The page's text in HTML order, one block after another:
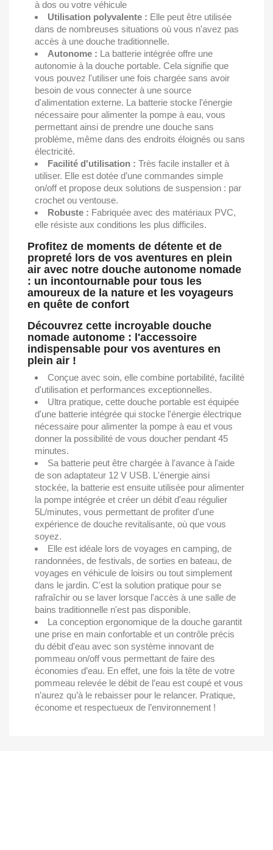
à dos ou votre véhicule
Utilisation polyvalente : Elle peut être utilisée
dans de nombreuses situations où vous n'avez pas
accès à une douche traditionnelle.
Autonome : La batterie intégrée offre une
autonomie à la douche portable. Cela signifie que
vous pouvez l'utiliser une fois chargée sans avoir
besoin de vous connecter à une source
d'alimentation externe. La batterie stocke l'énergie
nécessaire pour alimenter la pompe à eau, vous
permettant ainsi de prendre une douche sans
problème, même dans des endroits éloignés ou sans
électricité.
Facilité d'utilisation : Très facile installer et à
utiliser. Elle est dotée d’une commandes simple
on/off et propose deux solutions de suspension : par
crochet ou ventouse.
Robuste : Fabriquée avec des matériaux PVC,
elle résiste aux conditions les plus difficiles.
Profitez de moments de détente et de
propreté lors de vos aventures en plein
air avec notre douche autonome nomade
: un incontournable pour tous les
amoureux de la nature et les voyageurs
en quête de confort
Découvrez cette incroyable douche
nomade autonome : l'accessoire
indispensable pour vos aventures en
plein air !
Conçue avec soin, elle combine portabilité, facilité
d'utilisation et performances exceptionnelles.
Ultra pratique, cette douche portable est équipée
d'une batterie intégrée qui stocke l'énergie électrique
nécessaire pour alimenter la pompe à eau et vous
donner la possibilité de vous doucher pendant 45
minutes.
Sa batterie peut être chargée à l'avance à l'aide
de son adaptateur 12 V USB. L'énergie ainsi
stockée, la batterie est ensuite utilisée pour alimenter
la pompe intégrée et créer un débit d'eau régulier
5L/minutes, vous permettant de profiter d'une
expérience de douche revitalisante, où que vous
soyez.
Elle est idéale lors de voyages en camping, de
randonnées, de festivals, de sorties en bateau, de
voyages en véhicule de loisirs ou tout simplement
dans le jardin. C'est la solution pratique pour se
rafraîchir ou se laver lorsque l'accès à une salle de
bains traditionnelle n'est pas disponible.
La conception ergonomique de la douche garantit
une prise en main confortable et un contrôle précis
du débit d'eau avec son système innovant de
pommeau on/off vous permettant de faire des
économies d’eau. En effet, une fois la tête de votre
pommeau relevée le débit de l’eau est coupé et vous
n’aurez qu’à le rebaisser pour le relancer. Pratique,
économe et respectueux de l’environnement !